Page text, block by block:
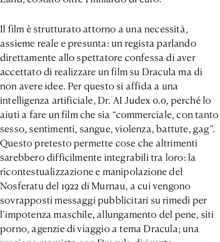
Il film è strutturato attorno a una necessità,
assieme reale e presunta: un regista parlando
direttamente allo spettatore confessa di aver
accettato di realizzare un film su Dracula ma di
non avere idee. Per questo si affida a una
intelligenza artificiale, Dr. AI Judex 0.0, perché lo
aiuti a fare un film che sia “commerciale, con tanto
sesso, sentimenti, sangue, violenza, battute, gag”.
Questo pretesto permette cose che altrimenti
sarebbero difficilmente integrabili tra loro: la
ricontestualizzazione e manipolazione del
Nosferatu del 1922 di Murnau, a cui vengono
sovrapposti messaggi pubblicitari su rimedi per
l’impotenza maschile, allungamento del pene, siti
porno, agenzie di viaggio a tema Dracula; una